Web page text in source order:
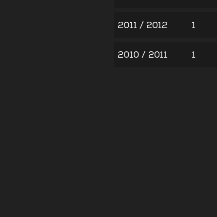
2011 / 2012 1
2010 / 2011 1